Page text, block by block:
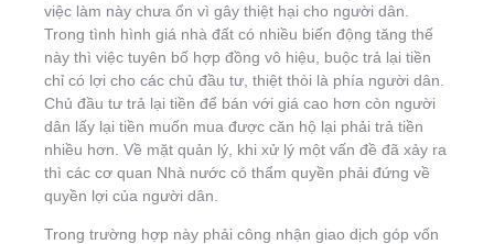
việc làm này chưa ổn vì gây thiệt hại cho người dân.
Trong tình hình giá nhà đất có nhiều biến động tăng thế
này thì việc tuyên bố hợp đồng vô hiệu, buộc trả lại tiền
chỉ có lợi cho các chủ đầu tư, thiệt thòi là phía người dân.
Chủ đầu tư trả lại tiền để bán với giá cao hơn còn người
dân lấy lại tiền muốn mua được căn hộ lại phải trả tiền
nhiều hơn. Về mặt quản lý, khi xử lý một vấn đề đã xảy ra
thì các cơ quan Nhà nước có thẩm quyền phải đứng về
quyền lợi của người dân.
Trong trường hợp này phải công nhận giao dịch góp vốn